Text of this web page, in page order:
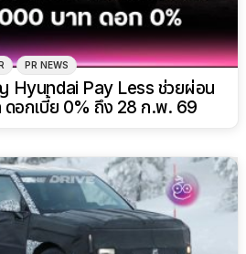
PR NEWS
Hyundai Pay Less ช่วยผ่อน
อกเบี้ย 0% ถึง 28 ก.พ. 69